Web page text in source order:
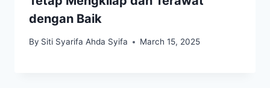
dengan Baik
By Siti Syarifa Ahda Syifa March 15, 2025